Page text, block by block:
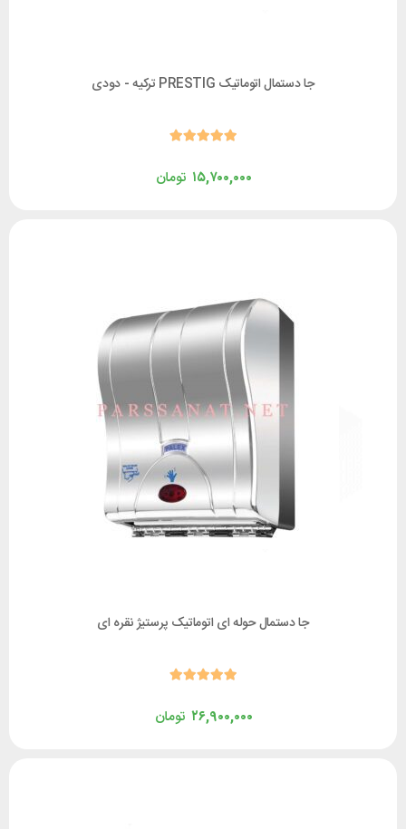
جا دستمال اتوماتیک PRESTIG ترکیه - دودی
تومان
جا دستمال حوله ای اتوماتیک پرستیژ نقره ای
تومان۲۶,۹۰۰,۰۰۰